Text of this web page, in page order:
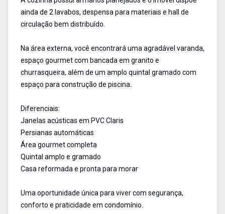
ainda de 2 lavabos, despensa para materiais e hall de
circulação bem distribuído.
Na área externa, você encontrará uma agradável varanda,
espaço gourmet com bancada em granito e
churrasqueira, além de um amplo quintal gramado com
espaço para construção de piscina.
Diferenciais:
Janelas acústicas em PVC Claris
Persianas automáticas
Área gourmet completa
Quintal amplo e gramado
Casa reformada e pronta para morar
Uma oportunidade única para viver com segurança,
conforto e praticidade em condomínio.